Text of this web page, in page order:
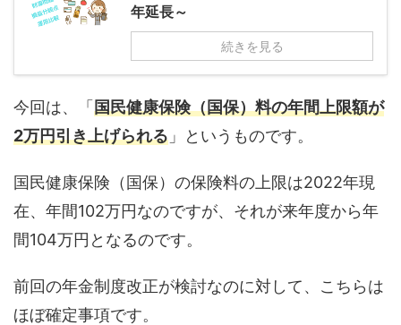
年延長～
続きを見る
今回は、「 国民健康保険（国保）料の年間上限額が
2万円引き上げられる 」というものです。
国民健康保険（国保）の保険料の上限は2022年現
在、年間102万円なのですが、それが来年度から年
間104万円となるのです。
前回の年金制度改正が検討なのに対して、こちらは
ほぼ確定事項です。